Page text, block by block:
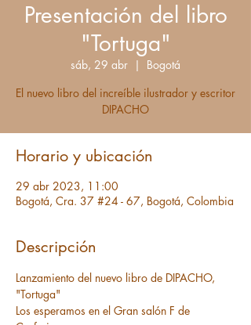
Presentación del libro
"Tortuga"
sáb, 29 abr
  |
Bogotá
El nuevo libro del increíble ilustrador y escritor
DIPACHO
Horario y ubicación
29 abr 2023, 11:00
Bogotá, Cra. 37 #24 - 67, Bogotá, Colombia
Descripción
Lanzamiento del nuevo libro de DIPACHO,
"Tortuga"
Los esperamos en el Gran salón F de